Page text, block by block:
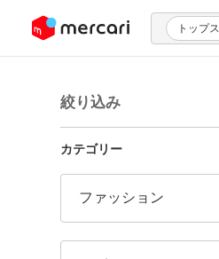
ツにスキップ トップス
絞り込み
カテゴリー